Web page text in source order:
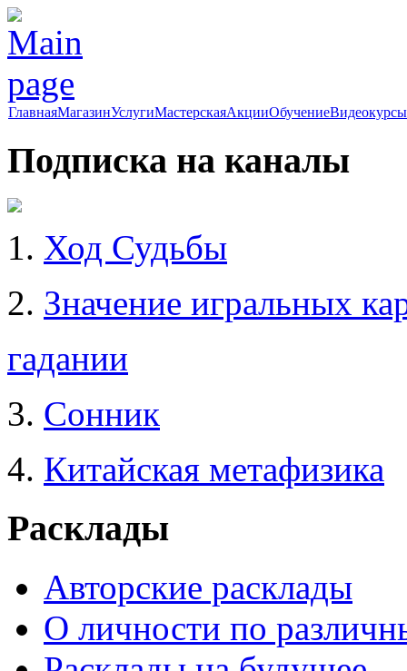
ГлавнаяМагазинУслугиМастерскаяАкцииОбучениеВидеокурсы
Подписка на каналы
1. Ход Судьбы
2. Значение игральных
гадании
3. Сонник
4. Китайская метафизика
Расклады
Авторские расклады
О личности по